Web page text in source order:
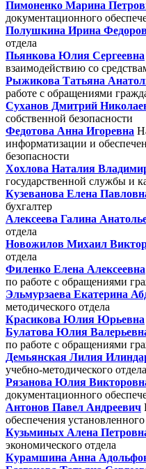
Пимоненко Марина
документационного
Полушкина Ирина
отдела
Пьянкова Юлия Сергеевна
взаимодействию со
Рыжикова Татьяна
работе с обращениями
Суханов Дмитрий
собственной безопасности
Федотова Анна Игоревна
информатизации и
безопасности
Хохлова Наталия
государственной службы и
Кузеванова Елена
бухгалтер
Алексеева Галина
отдела
Новожилов Михаил
отдела
Филенко Елена Алексеевна
по работе с обращениями
Эльмурзаева Екатерина
методического отдела
Красикова Юлия Юрьевна
Булатова Юлия
по работе с обращениями
Демьянская Лилия
учебно-методического отдела
Рязанова Юлия
документационного
Антонов Павел Андреевич
обеспечения
Кузьминых Алена
экономического отдела
Курамшина Анна